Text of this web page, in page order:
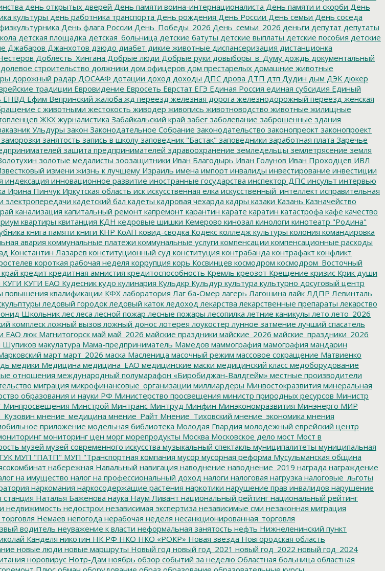
день открытых дверей День памяти воина-интернационалиста День памяти и скорби День
культуры день работника транспорта День рождения День России День семьи День соседа
День флага России День_Победы_2026 День_семьи_2026 деньги депутат депутаты
детская площадка детская_больница детские батуты детские выплаты детские пособия детские
Джабаров Джанхотов дзюдо диабет дикие животные диспансеризация дистанционка
Доблесть_Хингана Добрые люди Добрые руки довыборы_в_Думу дождь документальный
долевое строительство должники дом офицеров дом престарелых домашние животные
дорожный радар ДОСААФ дотации доход доходы ДПС дрова ДТП дтп Дудин дым ДЭК дюкер
традиции Евровидение Евросеть Еврстат ЕГЭ Единая Россия единая субсидия Единый
ЕНВД Ефим Вепринский жалоба жд переезд железная дорога железнодорожный переезд женская
с животными жестокость живодер живопись животноводство животные жилищные
ЖКХ журналистика Забайкальский край забег заболевание заброшенные здания
Ульдуры закон Законодательное Собрание законодательство законопреокт законопроект
заморозки занятость запись в школу заповедник "Бастак" заповедники заработная плата Заречье
защита предпринимателей здравоохранение земледельцы землетрясение земля
золотые медалисты зоозащитники Иван Благодырь Иван Голунов Иван Проходцев ИВЛ
измени жизнь к лучшему Израиль имена импорт инвалиды инвестирование инвестиции
индексация инновационное развитие иностранные государства инспектор ДПС инсульт интервью
Ирина Пинчук Иркутская область иск искусственная елка искусственный_интеллект исправительная
электропередачи кадетский бал кадеты кадровая чехарда кадры казаки Казань Казначейство
канализация капитальный ремонт капремонт карантин карате каратин катастрофа кафе качество
квартиры квитанция КДН кедровые шишки Кемерово кинозал кинологи кинотеатр "Родина"
книга памяти книги КНР КоАП ковид-сводка Кодекс колледж культуры колония командировка
авария коммунальные платежи коммунальные услуги компенсации компенсационные расходы
Константин Лазарев конституционный суд конституция контрабанда контрафакт конфликт
короткая рабочая неделя коррупция корь Косвинцев космодром космодром_Восточный
кредит кредитная амнистия кредитоспособность Кремль креозот Крещение кризис Крик души
КУГИ КУГИ ЕАО Кудесник кудо кулинария Кульдкр Кульдур культура культурно досуговый центр
повышения квалификации КФХ лаборатория Лаг ба-Омер лагерь Лагошина лайк ЛДПР Левинталь
ледовый городок ледовый каток ледоход лекарства лекарственные препараты лекарство
Школьник лес леса лесной пожар лесные пожары лесопилка летние каникулы лето лето_2026
комплеск ложный вызов ложный донос лотерея лоукостер лунное затмение лучший спасатель
ЕАО люк Магнитогорск май май_2026 майские праздники майские_2026 майские_праздники_2026
Шупиков макулатура Мама-предприниматель Мамедов маммография мамография мандарин
март март_2026 маска Масленица масочный режим массовое сокращение Матвиенко
медики Медицина медицина_ЕАО медицинские маски медицинский класс медоборудование
отношения международный полумарафон «Биробиджан-Валдгейм» местные производители
миграция микрофинансовые_организации миллиардеры Минвостокразвития минеральная
образования и науки РФ Министерство просвещения министр природных ресурсов Министр
Минпросвещения Минстрой Минтранс Минтруд Минфин Минэкономразвития Минэнерго МИР
мнение_медицина мнение_Райт Мнение_Тиховский мнение_экономика мнения
приложение модельная библиотека Молодая Гвардия молодежный еврейский центр
мониторинг цен морг морепродукты Москва Московское дело мост Мост в
музей музей современного искусства музыкальный спектакль муниципалитеты муниципальная
МУП "ПАТП" МУП "Транспортная компания мусор мусорная реформа Мусульманская община
набережная Навальный навигация наводнение наводнение_2019 награда награждение
на имущество налог на профессиональный доход налоги налоговая нагрузка налоговые_льготы
наркомания наркосодержащие растения наркотики нарушение прав инвалидов нарушение
станция Наталья Баженова наука Наум Ливант национальный рейтинг национальный рейтинг
недвижимость недострои независимая экспертиза независимые сми незаконная миграция
Немаев непогода нерабочая неделя несанкционированная_торговля
водитель неуважение к власти неформальная занятость нефть Нижнеленинский пункт
Канделя никотин НК РФ НКО НКО «РОКР» Новая звезда Новгородская область
новые люди новые маршруты Новый год новый год_2021 новый год_2022 новый год_2024
норовирус Нотр-Дам ноябрь обзор событий за неделю Областная больница областная